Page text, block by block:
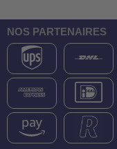
NOS PARTENAIRES